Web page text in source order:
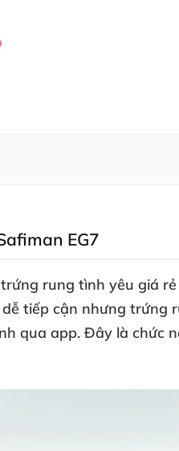
EG7
rung tình yêu giá
tiếp cận nhưng trứng
qua app. Đây là chức